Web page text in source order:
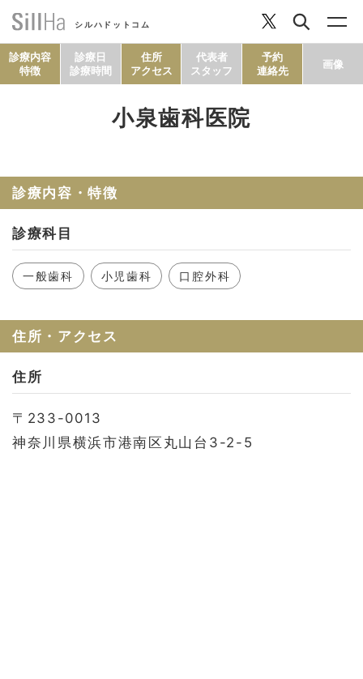
シルハドットコム
セルフチェック
診療内容
特徴
診療日
診療時間
住所
アクセス
代表者
スタッフ
予約
連絡先
画像
小泉歯科医院
診療内容・特徴
診療科目
一般歯科 小児歯科 口腔外科
住所・アクセス
住所
〒233-0013
神奈川県横浜市港南区丸山台3-2-5